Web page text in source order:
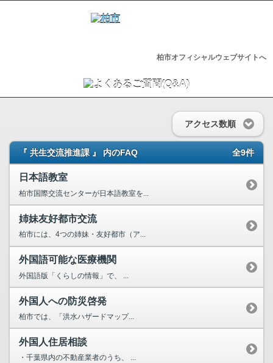
柏市オフィシャルウェブサイトへ
アクセス数順
『 共生交流推進課 』 内のFAQ 全9件
日本語教室
柏市国際交流センターが日本語教室を...
姉妹友好都市交流
柏市には、4つの姉妹・友好都市（ア...
外国語可能な医療機関
外国語版「くらしの情報」で、 ...
外国人への防災啓発
柏市では、「洪水ハザードマップ...
外国人住居相談
・千葉県内の不動産業者のうち、 ...